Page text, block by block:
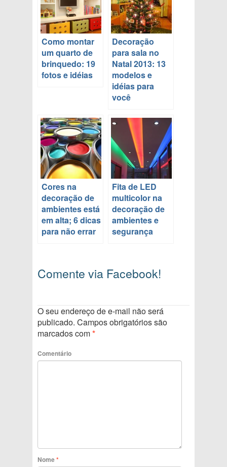
Como montar
um quarto de
brinquedo: 19
fotos e idéias
Decoração
para sala no
Natal 2013: 13
modelos e
idéias para
você
Cores na
decoração de
ambientes está
em alta; 6 dicas
para não errar
Fita de LED
multicolor na
decoração de
ambientes e
segurança
Comente via Facebook!
O seu endereço de e-mail não será
publicado. Campos obrigatórios são
marcados com*
Comentário
Nome*